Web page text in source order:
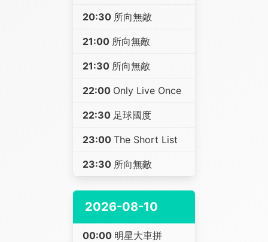
20:30 所向無敵
21:00 所向無敵
21:30 所向無敵
22:00 Only Live Once
22:30 足球國度
23:00 The Short List
23:30 所向無敵
2026-08-10
00:00 明星大車拼